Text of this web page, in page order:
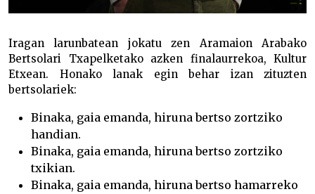
Iragan larunbatean jokatu zen Aramaion Arabako
Bertsolari Txapelketako azken finalaurrekoa, Kultur
Etxean. Honako lanak egin behar izan zituzten
bertsolariek:
Binaka, gaia emanda, hiruna bertso zortziko
handian.
Binaka, gaia emanda, hiruna bertso zortziko
txikian.
Binaka, gaia emanda, hiruna bertso hamarreko